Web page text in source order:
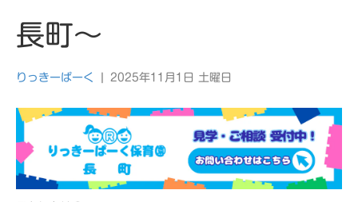
長町～
りっきーぱーく 2025年11月1日 土曜日